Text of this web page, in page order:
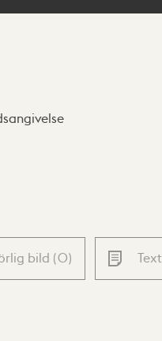
bild (0) Text